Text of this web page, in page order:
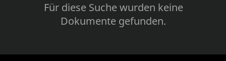
Für diese Suche wurden keine
Dokumente gefunden.